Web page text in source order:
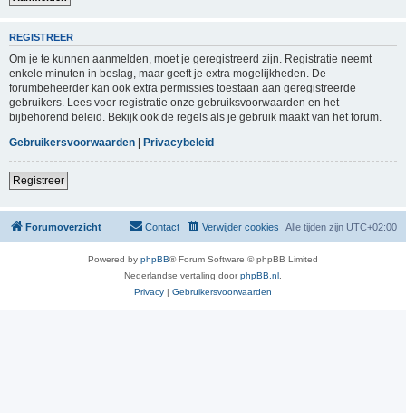
REGISTREER
Om je te kunnen aanmelden, moet je geregistreerd zijn. Registratie neemt
enkele minuten in beslag, maar geeft je extra mogelijkheden. De
forumbeheerder kan ook extra permissies toestaan aan geregistreerde
gebruikers. Lees voor registratie onze gebruiksvoorwaarden en het
bijbehorend beleid. Bekijk ook de regels als je gebruik maakt van het forum.
Gebruikersvoorwaarden | Privacybeleid
Registreer
Forumoverzicht Alle tijden zijn UTC+02:00
Verwijder cookies
Contact
Powered by phpBB® Forum Software © phpBB Limited
Nederlandse vertaling doorphpBB.nl
Privacy | Gebruikersvoorwaarden